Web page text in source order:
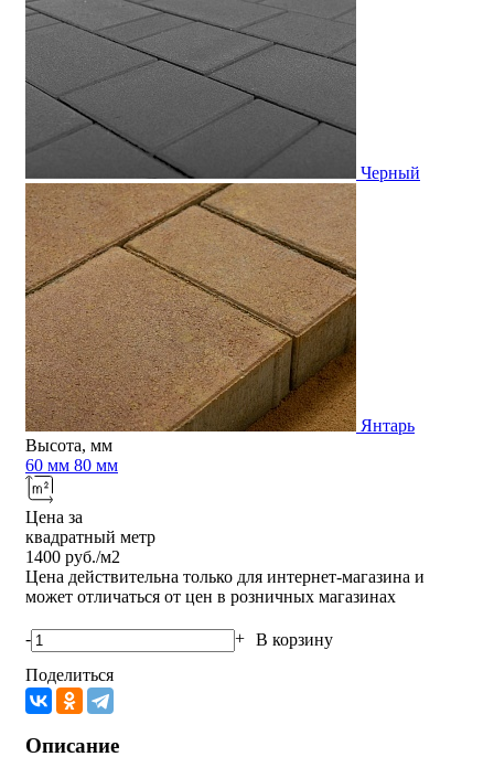
Черный
Янтарь
Высота, мм
60 мм 80 мм
Цена за
квадратный метр
1400 руб./м2
Цена действительна только для интернет-магазина и
может отличаться от цен в розничных магазинах
- + В корзину
Поделиться
Описание